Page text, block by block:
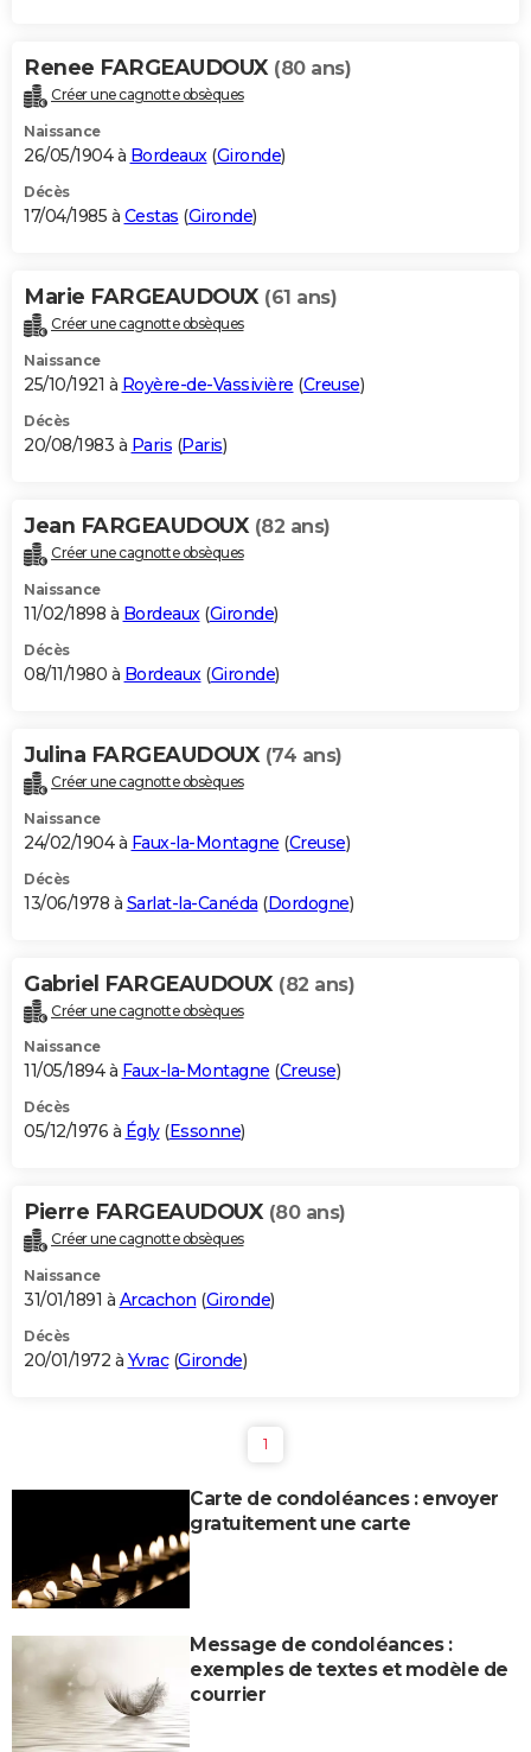
Renee FARGEAUDOUX (80 ans)
Créer une cagnotte obsèques
Naissance
26/05/1904 à Bordeaux(Gironde)
Décès
17/04/1985 à Cestas (Gironde)
Marie FARGEAUDOUX (61 ans)
Créer une cagnotte obsèques
Naissance
25/10/1921 à Royère-de-Vassivière (Creuse)
Décès
20/08/1983 à Paris (Paris)
Jean FARGEAUDOUX (82 ans)
Créer une cagnotte obsèques
Naissance
11/02/1898 à Bordeaux(Gironde)
Décès
08/11/1980 à Bordeaux(Gironde)
Julina FARGEAUDOUX (74 ans)
Créer une cagnotte obsèques
Naissance
24/02/1904 à Faux-la-Montagne (Creuse)
Décès
13/06/1978 à Sarlat-la-Canéda (Dordogne)
Gabriel FARGEAUDOUX (82 ans)
Créer une cagnotte obsèques
Naissance
11/05/1894 à Faux-la-Montagne (Creuse)
Décès
05/12/1976 à Égly(Essonne)
Pierre FARGEAUDOUX (80 ans)
Créer une cagnotte obsèques
Naissance
31/01/1891 à Arcachon (Gironde)
Décès
20/01/1972 à Yvrac(Gironde)
1
Carte de condoléances : envoyer
gratuitement une carte
Message de condoléances :
exemples de textes et modèle de
courrier